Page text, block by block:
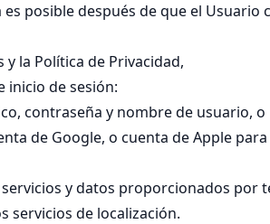
posible después de que el Usuario
la Política de Privacidad,
inicio de sesión:
contraseña y nombre de usuario, o
de Google, o cuenta de Apple para
y datos proporcionados por
servicios de localización.